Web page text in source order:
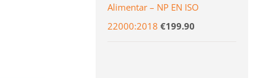
Alimentar – NP EN ISO
22000:2018 €199.90